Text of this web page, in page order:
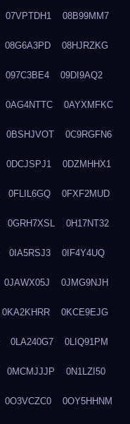
07VPTDH1 08B99MM7
08G6A3PD 08HJRZKG
097C3BE4 09DI9AQ2
0AG4NTTC 0AYXMFKC
0BSHJVOT 0C9RGFN6
0DCJSPJ1 0DZMHHX1
0FLIL6GQ 0FXF2MUD
0GRH7XSL 0H17NT32
0IA5RSJ3 0IF4Y4UQ
0JAWX05J 0JMG9NJH
0KA2KHRR 0KCE9EJG
0LA240G7 0LIQ91PM
0MCMJJJP 0N1LZI50
0O3VCZC0 0OY5HHNM